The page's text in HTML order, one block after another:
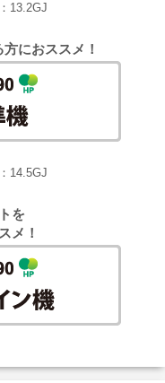
13.2GJ
におススメ！
14.5GJ
を
メ！